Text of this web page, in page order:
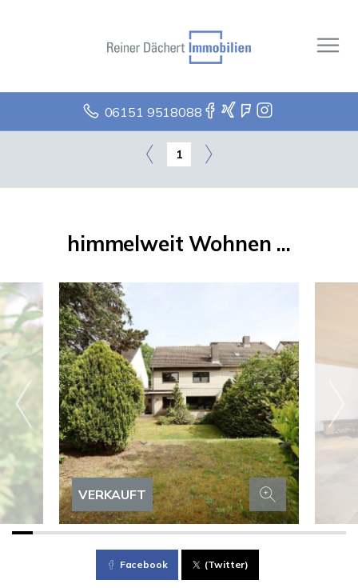
06151 9518088
1
himmelweit Wohnen ...
VERKAUFT
Facebook (Twitter)